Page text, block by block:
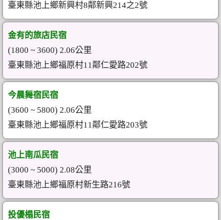
臺東縣池上鄉新興村8鄰新興214之2號
金有的旅店民宿
(1800 ~ 3600) 2.06公里
臺東縣池上鄉福原村11鄰仁愛路202號
今晨舞宿民宿
(3600 ~ 5800) 2.06公里
臺東縣池上鄉福原村11鄰仁愛路203號
池上南瓜民宿
(3000 ~ 5000) 2.08公里
臺東縣池上鄉福原村新生路216號
投優榻民宿